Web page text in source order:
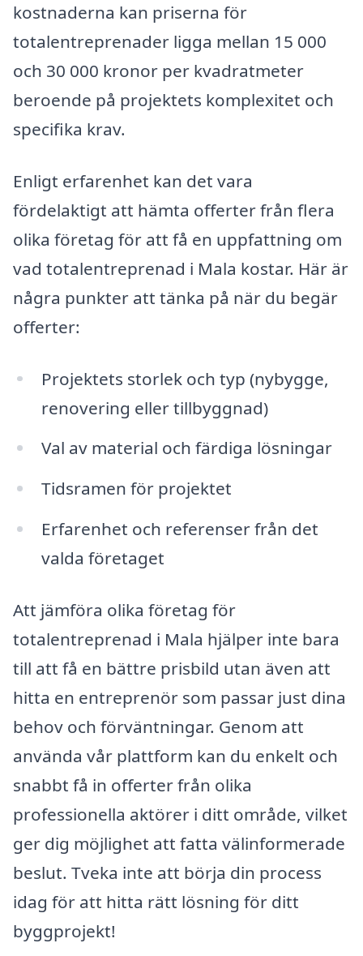
kostnaderna kan priserna för
totalentreprenader ligga mellan 15 000
och 30 000 kronor per kvadratmeter
beroende på projektets komplexitet och
specifika krav.
Enligt erfarenhet kan det vara
fördelaktigt att hämta offerter från flera
olika företag för att få en uppfattning om
vad totalentreprenad i Mala kostar. Här är
några punkter att tänka på när du begär
offerter:
Projektets storlek och typ (nybygge,
renovering eller tillbyggnad)
Val av material och färdiga lösningar
Tidsramen för projektet
Erfarenhet och referenser från det
valda företaget
Att jämföra olika företag för
totalentreprenad i Mala hjälper inte bara
till att få en bättre prisbild utan även att
hitta en entreprenör som passar just dina
behov och förväntningar. Genom att
använda vår plattform kan du enkelt och
snabbt få in offerter från olika
professionella aktörer i ditt område, vilket
ger dig möjlighet att fatta välinformerade
beslut. Tveka inte att börja din process
idag för att hitta rätt lösning för ditt
byggprojekt!